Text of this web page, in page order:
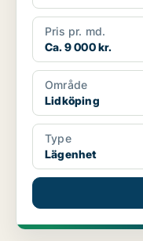
Pris pr. md.
Ca. 9 000 kr.
Område
Lidköping
Type
Lägenhet